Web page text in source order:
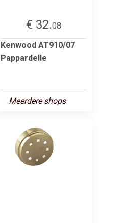
€ 32.08
Kenwood AT910/07
Pappardelle
Meerdere shops